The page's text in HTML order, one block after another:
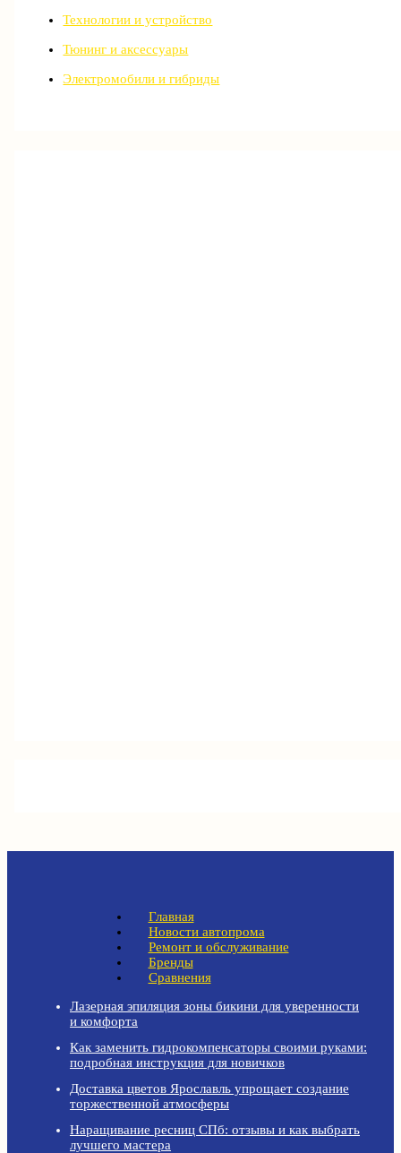
Технологии и устройство
Тюнинг и аксессуары
Электромобили и гибриды
Главная
Новости автопрома
Ремонт и обслуживание
Бренды
Сравнения
Лазерная эпиляция зоны бикини для уверенности
и комфорта
Как заменить гидрокомпенсаторы своими руками:
подробная инструкция для новичков
Доставка цветов Ярославль упрощает создание
торжественной атмосферы
Наращивание ресниц СПб: отзывы и как выбрать
лучшего мастера